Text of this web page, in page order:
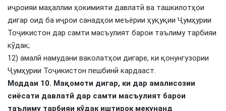
иҷроияи маҳаллии ҳокимияти давлатӣ ва ташкилотҳои
дигар оид ба иҷрои санадҳои меъёрии ҳуқуқии Ҷумҳурии
Тоҷикистон дар самти масъулият барои таълиму тарбияи
кӯдак;
12) амалӣ намудани ваколатҳои дигаре, ки қонунгузории
Ҷумҳурии Тоҷикистон пешбинӣ кардааст.
Моддаи 10. Мақомоти дигар, ки дар амалисозии
сиёсати давлатӣ дар самти масъулият барои
таълиму тарбияи кӯдак иштирок мекунанд